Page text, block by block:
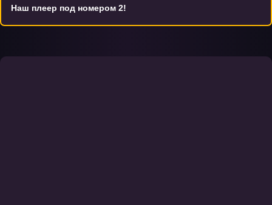
Наш плеер под номером 2!